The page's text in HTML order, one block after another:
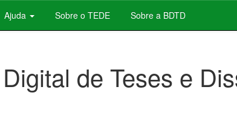
Ajuda Sobre o TEDE Sobre a BDTD
de Teses e